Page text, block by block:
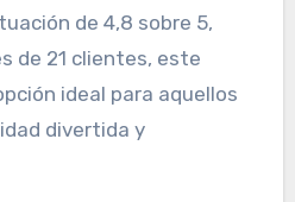
de 4,8 sobre 5,
de 21 clientes, este
ideal para aquellos
divertida y